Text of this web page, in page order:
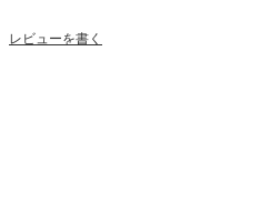
レビューを書く